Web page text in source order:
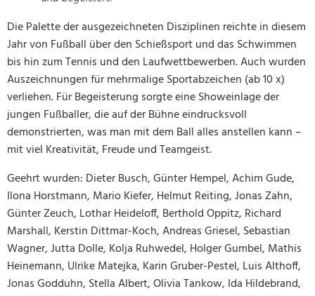
Die Palette der ausgezeichneten Disziplinen reichte in diesem
Jahr von Fußball über den Schießsport und das Schwimmen
bis hin zum Tennis und den Laufwettbewerben. Auch wurden
Auszeichnungen für mehrmalige Sportabzeichen (ab 10 x)
verliehen. Für Begeisterung sorgte eine Showeinlage der
jungen Fußballer, die auf der Bühne eindrucksvoll
demonstrierten, was man mit dem Ball alles anstellen kann –
mit viel Kreativität, Freude und Teamgeist.
Geehrt wurden: Dieter Busch, Günter Hempel, Achim Gude,
Ilona Horstmann, Mario Kiefer, Helmut Reiting, Jonas Zahn,
Günter Zeuch, Lothar Heideloff, Berthold Oppitz, Richard
Marshall, Kerstin Dittmar-Koch, Andreas Griesel, Sebastian
Wagner, Jutta Dolle, Kolja Ruhwedel, Holger Gumbel, Mathis
Heinemann, Ulrike Matejka, Karin Gruber-Pestel, Luis Althoff,
Jonas Godduhn, Stella Albert, Olivia Tankow, Ida Hildebrand,